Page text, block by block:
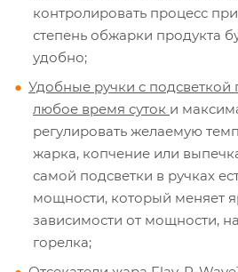
контролировать процесс
степень обжарки продукта
удобно;
Удобные ручки с подсветкой
любое время суток и
регулировать желаемую
жарка, копчение или
самой подсветки в ручках
мощности, который меняет
зависимости от мощности,
горелка;